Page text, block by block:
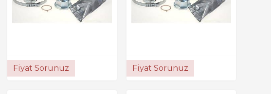
Fiyat Sorunuz Fiyat Sorunuz